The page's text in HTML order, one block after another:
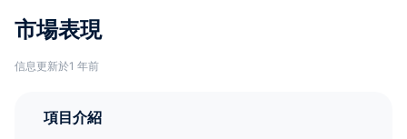
市場表現
信息更新於1 年前
項目介紹